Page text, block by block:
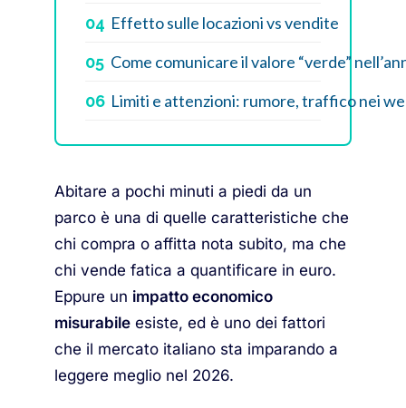
04 Effetto sulle locazioni vs vendite
05 Come comunicare il valore “verde”
06 Limiti e attenzioni: rumore, traffico nei
Abitare a pochi minuti a piedi da un
parco è una di quelle caratteristiche che
chi compra o affitta nota subito, ma che
chi vende fatica a quantificare in euro.
Eppure un impatto economico
misurabile esiste, ed è uno dei fattori
che il mercato italiano sta imparando a
leggere meglio nel 2026.